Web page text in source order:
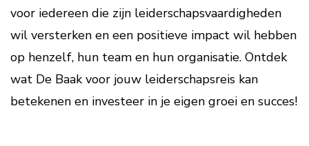
voor iedereen die zijn leiderschapsvaardigheden
wil versterken en een positieve impact wil hebben
op henzelf, hun team en hun organisatie. Ontdek
wat De Baak voor jouw leiderschapsreis kan
betekenen en investeer in je eigen groei en succes!